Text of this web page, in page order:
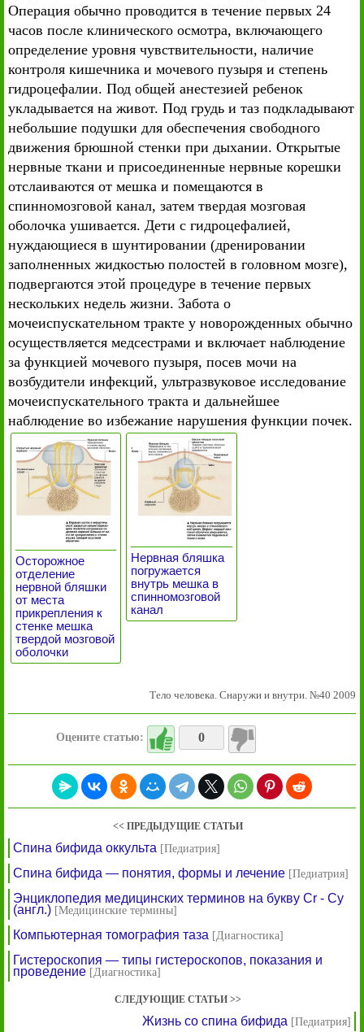
Операция обычно проводится в течение первых 24
часов после клинического осмотра, включающего
определение уровня чувствительности, наличие
контроля кишечника и мочевого пузыря и степень
гидроцефалии. Под общей анестезией ребенок
укладывается на живот. Под грудь и таз подкладывают
небольшие подушки для обеспечения свободного
движения брюшной стенки при дыхании. Открытые
нервные ткани и присоединенные нервные корешки
отслаиваются от мешка и помещаются в
спинномозговой канал, затем твердая мозговая
оболочка ушивается. Дети с гидроцефалией,
нуждающиеся в шунтировании (дренировании
заполненных жидкостью полостей в головном мозге),
подвергаются этой процедуре в течение первых
нескольких недель жизни. Забота о
мочеиспускательном тракте у новорожденных обычно
осуществляется медсестрами и включает наблюдение
за функцией мочевого пузыря, посев мочи на
возбудители инфекций, ультразвуковое исследование
мочеиспускательного тракта и дальнейшее
наблюдение во избежание нарушения функции почек.
Осторожное
отделение
нервной бляшки
от места
прикрепления к
стенке мешка
твердой мозговой
оболочки
Нервная бляшка
погружается
внутрь мешка в
спинномозговой
канал
Тело человека. Снаружи и внутри. №40 2009
Оцените статью: 0
<< ПРЕДЫДУЩИЕ СТАТЬИ
Спина бифида оккульта [Педиатрия]
Спина бифида — понятия, формы и лечение [Педиатрия]
Энциклопедия медицинских терминов на букву Cr - Cy
(англ.) [Медицинские термины]
Компьютерная томография таза [Диагностика]
Гистероскопия — типы гистероскопов, показания и
проведение [Диагностика]
СЛЕДУЮЩИЕ СТАТЬИ >>
Жизнь со спина бифида [Педиатрия]